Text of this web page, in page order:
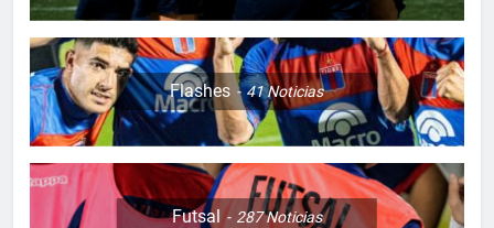
Flashes 41Noticias
Futsal 287Noticias